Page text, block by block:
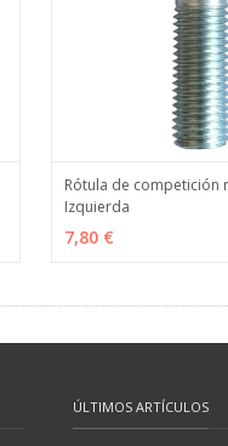
VER OPCIONES
Rótula de competición
Izquierda
7,80 €
ÚLTIMOS ARTÍCULOS